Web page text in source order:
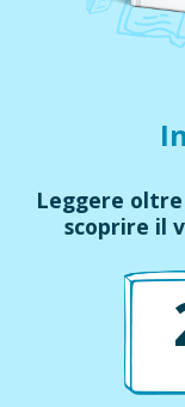
Leggere
scoprire il